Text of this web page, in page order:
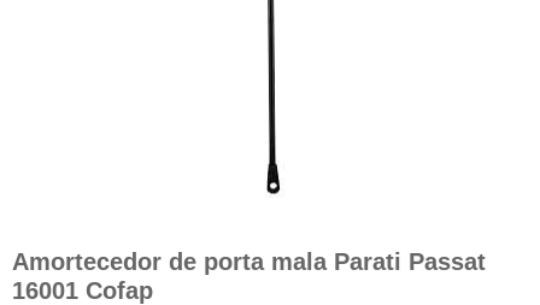
Amortecedor de porta mala Parati Passat
16001 Cofap